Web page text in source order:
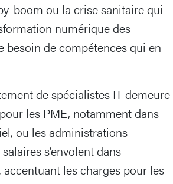
boom ou la crise sanitaire qui
numérique des
besoin de compétences qui en
de spécialistes IT demeure
les PME, notamment dans
ou les administrations
s’envolent dans
les charges pour les